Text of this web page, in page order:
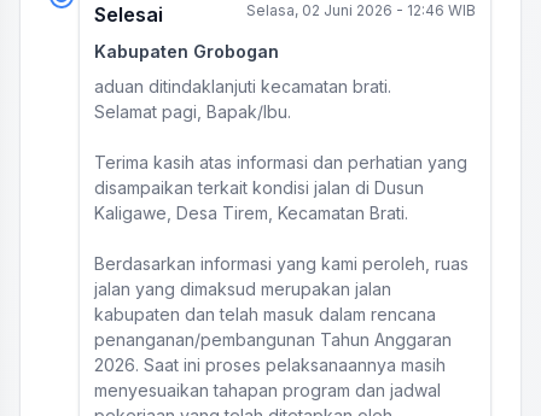
Selesai Selasa, 02 Juni 2026 - 12:46 WIB
Kabupaten Grobogan
aduan ditindaklanjuti kecamatan brati.
Selamat pagi, Bapak/Ibu.
Terima kasih atas informasi dan perhatian yang
disampaikan terkait kondisi jalan di Dusun
Kaligawe, Desa Tirem, Kecamatan Brati.
Berdasarkan informasi yang kami peroleh, ruas
jalan yang dimaksud merupakan jalan
kabupaten dan telah masuk dalam rencana
penanganan/pembangunan Tahun Anggaran
2026. Saat ini proses pelaksanaannya masih
menyesuaikan tahapan program dan jadwal